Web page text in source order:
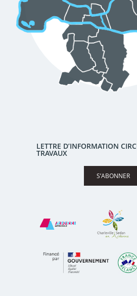
LETTRE D’INFORMATION
TRAVAUX
S’ABONNER